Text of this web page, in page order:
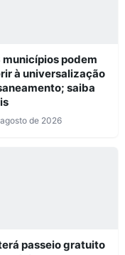
municípios podem
à universalização
saiba
de 2026
passeio gratuito